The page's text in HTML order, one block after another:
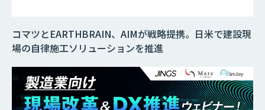
コマツとEARTHBRAIN、AIMが戦略提携。日米で建設現
場の自律施工ソリューションを推進